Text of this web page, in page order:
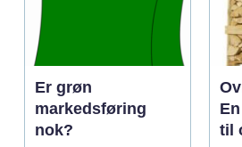
Er grøn
markedsføring
nok?
til